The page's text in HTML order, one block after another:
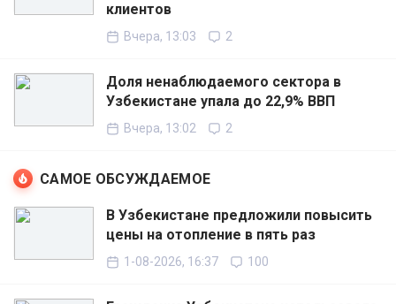
клиентов
Вчера, 13:03 2
Доля ненаблюдаемого сектора в
Узбекистане упала до 22,9% ВВП
Вчера, 13:02 2
САМОЕ ОБСУЖДАЕМОЕ
В Узбекистане предложили повысить
цены на отопление в пять раз
1-08-2026, 16:37 100